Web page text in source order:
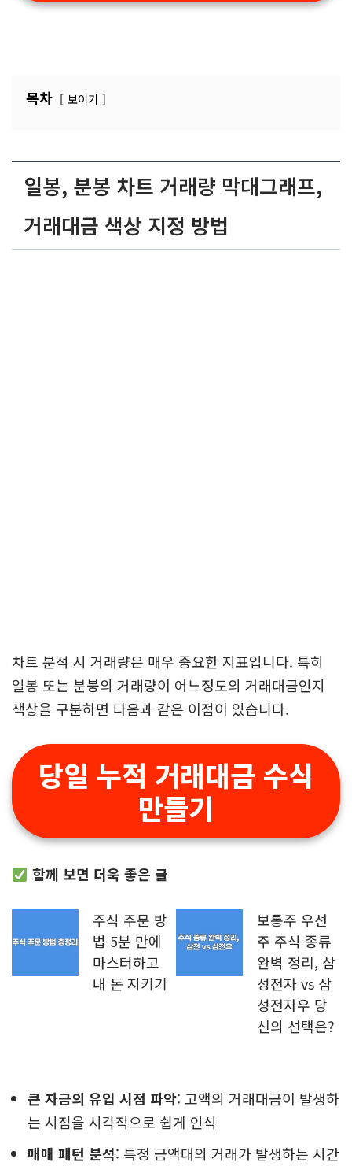
목차 보이기
일봉, 분봉 차트 거래량 막대그래프,
거래대금 색상 지정 방법
차트 분석 시 거래량은 매우 중요한 지표입니다. 특히
일봉 또는 분붕의 거래량이 어느정도의 거래대금인지
색상을 구분하면 다음과 같은 이점이 있습니다.
당일 누적 거래대금 수식
만들기
함께 보면 더욱 좋은 글
주식 주문 방
법 5분 만에
마스터하고
내 돈 지키기
보통주 우선
주 주식 종류
완벽 정리, 삼
성전자 vs 삼
성전자우 당
신의 선택은?
큰 자금의 유입 시점 파악: 고액의 거래대금이 발생하
는 시점을 시각적으로 쉽게 인식
매매 패턴 분석: 특정 금액대의 거래가 발생하는 시간